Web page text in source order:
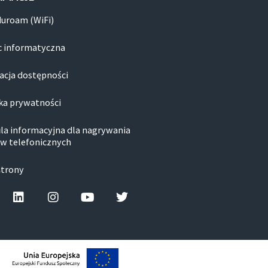
(WiFi)
informatyczna
dostępności
prywatności
informacyjna dla nagrywania
telefonicznych
f
LinkedinInstagramYoutubeTwitter